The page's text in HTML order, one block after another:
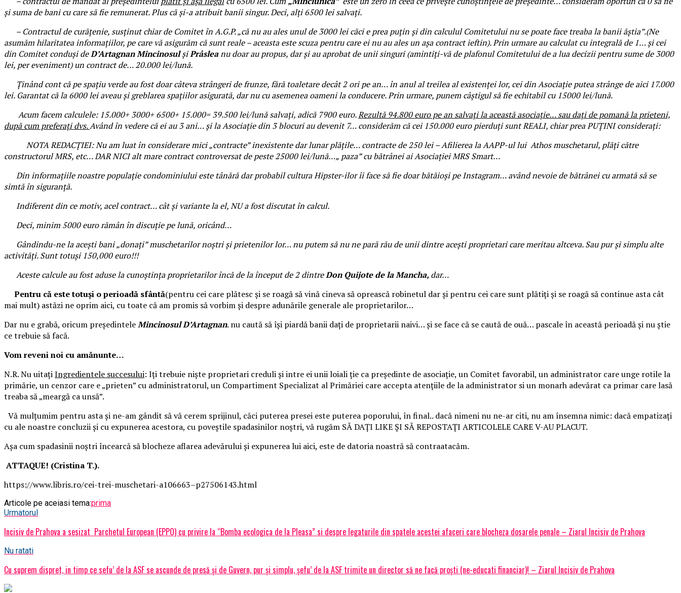
și suma de bani cu care să fie remunerat. Plus că și-a atribuit banii singur. Deci, alți 6500 lei salvați.
– Contractul de curățenie, susținut chiar de Comitet în A.G.P. „că nu au ales unul de 3000 lei căci e prea puțin și din calculul Comitetului nu se poate face treaba la banii ăștia”.(Ne
asumăm hilaritatea informațiilor, pe care vă asigurăm că sunt reale – aceasta este scuza pentru care ei nu au ales un așa contract ieftin). Prin urmare au calculat cu integrală de 1… și cei
din Comitet conduși deD’Artagnan MincinosulșiPrâsleanu doar au propus, dar și au aprobat de unii singuri (amintiți-vă de plafonul Comitetului de a lua decizii pentru sume de 3000
lei, per eveniment) un contract de… 20.000 lei/lună.
Ținând cont că pe spațiu verde au fost doar câteva strângeri de frunze, fără toaletare decât 2 ori pe an… în anul al treilea al existenței lor, cei din Asociație putea strânge de aici 17.000
lei. Garantat că la 6000 lei aveau și greblarea spațiilor asigurată, dar nu cu asemenea oameni la conducere. Prin urmare, punem câștigul să fie echitabil cu 15000 lei/lună.
Acum facem calculele: 15.000+ 3000+ 6500+ 15.000= 39.500 lei/lună salvați, adică 7900 euro.Rezultă 94.800 euro pe an salvați la această asociație… sau dați de pomană la prieteni,
după cum preferați dvs.Având în vedere că ei au 3 ani… și la Asociație din 3 blocuri au devenit 7… considerăm că cei 150.000 euro pierduți sunt REALI, chiar prea PUȚINI considerați:
NOTA REDACȚIEI: Nu am luat în considerare mici „contracte” inexistente dar lunar plățile… contracte de 250 lei – Afilierea la AAPP-ul lui Athos muschetarul, plăți către
constructorul MRS, etc… DAR NICI alt mare contract controversat de peste 25000 lei/lună…„ paza” cu bătrânei ai Asociației MRS Smart…
Din informațiile noastre populație condominiului este tânără dar probabil cultura Hipster-ilor îi face să fie doar bătăioși pe Instagram… având nevoie de bătrânei cu armată să se
simtă în siguranță.
Indiferent din ce motiv, acel contract… cât și variante la el, NU a fost discutat în calcul.
Deci, minim 5000 euro rămân în discuție pe lună, oricând…
Gândindu-ne la acești bani „donați” muschetarilor noștri și prietenilor lor… nu putem să nu ne pară rău de unii dintre acești proprietari care meritau altceva. Sau pur și simplu alte
activități. Sunt totuși 150,000 euro!!!
Aceste calcule au fost aduse la cunoștința proprietarilor încă de la început de 2 dintreDon Quijote de la Mancha, dar…
Pentru că este totuși o perioadă sfântă(pentru cei care plătesc și se roagă să vină cineva să oprească robinetul dar și pentru cei care sunt plătiți și se roagă să continue asta cât
mai mult) astăzi ne oprim aici, cu toate că am promis să vorbim și despre adunările generale ale proprietarilor…
Dar nu e grabă, oricum președinteleMincinosul D’Artagnan. nu caută să își piardă banii dați de proprietarii naivi… și se face că se caută de ouă… pascale în această perioadă și nu știe
ce trebuie să facă.
Vom reveni noi cu amănunte…
N.R. Nu uitațiIngredientele succesului: Iți trebuie niște proprietari creduli și intre ei unii loiali ție ca președinte de asociație, un Comitet favorabil, un administrator care unge rotile la
primărie, un cenzor care e „prieten” cu administratorul, un Compartiment Specializat al Primăriei care accepta atențiile de la administrator si un monarh adevărat ca primar care lasă
treaba să „meargă ca unsă”.
Vă mulțumim pentru asta și ne-am gândit să vă cerem sprijinul, căci puterea presei este puterea poporului, în final.. dacă nimeni nu ne-ar citi, nu am însemna nimic: dacă empatizați
cu ale noastre concluzii și cu expunerea acestora, cu poveștile spadasinilor noștri, vă rugăm SĂ DAȚI LIKE ȘI SĂ REPOSTAȚI ARTICOLELE CARE V-AU PLACUT.
Așa cum spadasinii noștri încearcă să blocheze aflarea adevărului și expunerea lui aici, este de datoria noastră să contraatacăm.
ATTAQUE! (Cristina T.).
https://www.libris.ro/cei-trei-muschetari-a106663–p27506143.html
Articole pe aceiasi tema:prima
Urmatorul
Incisiv de Prahova a sesizat Parchetul European (EPPO) cu privire la “Bomba ecologica de la Pleasa” si despre legaturile din spatele acestei afaceri care blocheza dosarele penale – Ziarul Incisiv de Prahova
Nu ratati
Cu suprem dispret, in timp ce sefu’ de la ASF se ascunde de presă și de Guvern, pur și simplu, șefu’ de la ASF trimite un director să ne facă proști (ne-educati financiar)! – Ziarul Incisiv de Prahova